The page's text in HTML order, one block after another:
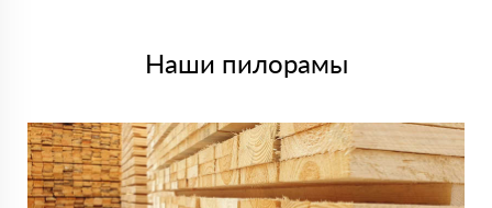
Наши пилорамы